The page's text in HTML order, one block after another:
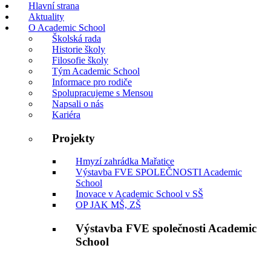
Hlavní strana
Aktuality
O Academic School
Školská rada
Historie školy
Filosofie školy
Tým Academic School
Informace pro rodiče
Spolupracujeme s Mensou
Napsali o nás
Kariéra
Projekty
Hmyzí zahrádka Mařatice
Výstavba FVE SPOLEČNOSTI Academic
School
Inovace v Academic School v SŠ
OP JAK MŠ, ZŠ
Výstavba FVE společnosti Academic
School